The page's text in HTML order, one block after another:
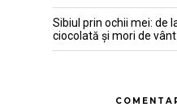
Sibiul prin ochii mei: de
ciocolată și mori de vânt